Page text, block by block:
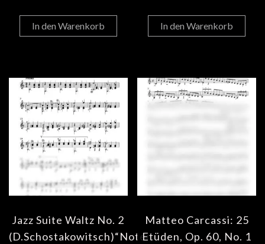
In den Warenkorb In den Warenkorb
Jazz Suite Waltz No. 2
(D.Schostakowitsch)“Noten
Matteo Carcassi: 25
Etüden, Op. 60, No. 1